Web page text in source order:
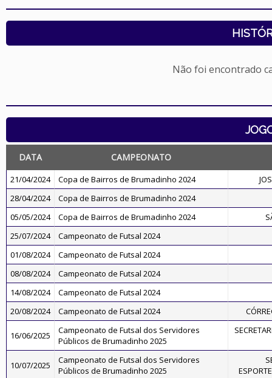
Não foi encontrado
DATA CAMPEONATO
21/04/2024 Copa de Bairros de Brumadinho 2024
28/04/2024
Copa de Bairros de Brumadinho 2024
05/05/2024
Copa de Bairros de Brumadinho 2024
25/07/2024
Campeonato de Futsal 2024
01/08/2024
Campeonato de Futsal 2024
08/08/2024
Campeonato de Futsal 2024
14/08/2024
Campeonato de Futsal 2024
20/08/2024
Campeonato de Futsal 2024
16/06/2025
Campeonato de Futsal dos Servidores
Públicos de Brumadinho 2025
10/07/2025
Campeonato de Futsal dos Servidores
Públicos de Brumadinho 2025